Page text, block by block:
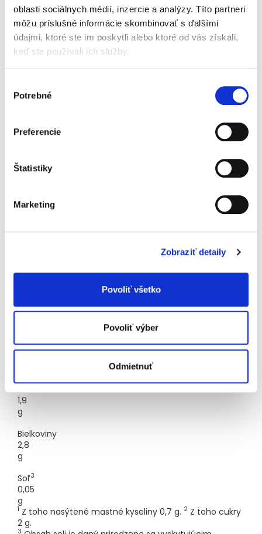
oblasti sociálnych médií, inzercie a analýzy. Títo partneri
môžu príslušné informácie skombinovať s ďalšími
údajmi, ktoré ste im poskytli alebo ktoré od vás získali,
keď ste používali ich služby.
súhlasu
Potrebné
Preferencie
Štatistiky
Marketing
Zobraziť detaily
Povoliť všetko
Povoliť výber
Odmietnuť
BIO mrkva
24 %
BIO hovädzie mäso
BIO zeleninový vývar 32 % (voda, BIO pór, BIO paštrnák,
BIO kvaka, BIO mrkva, BIO cibuľa), BIO mrkva 24 %, BIO
zemiaky 23 %, BIO hovädzie mäso 10 %, BIO paradajky
6 %, BIO paštrnák 5 %, BIO bylinky <1 % (bazalka,
Nutričné hodnoty
Výživové údaje na 100 g:
1,8
Sacharidy2
1,9
g
Bielkoviny
2,8
g
Soľ3
0,05
g
1 Z toho nasýtené mastné kyseliny 0,7 g. 2 Z toho cukry
2 g.
3